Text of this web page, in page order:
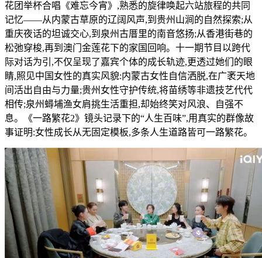
花团举杯合唱《难忘今宵》,熟悉的旋律唤起六站旅程的共同
记忆——从内蒙古草原的辽阔风声,到贵州山涧的自然探索;从
重庆夜话的坦诚交心,到泉州古厝里的南音悠扬;从香港街巷的
松弛穿梭,再到澳门金莲花下的家国回响。十一期节目以跨代
际对话为引,不仅呈现了嘉宾个体的成长轨迹,更透过她们的眼
睛,照见中国女性的真实风貌:内蒙古女性自信洒脱,在广袤天地
间活出自由与力量;贵州女性守护传统,将苗绣等非遗技艺代代
相传;泉州蟳埔渔女肩挑生活重担,却始终笑对风浪、自强不
息。《一路繁花2》镜头记录下的“人生百味”,用真实的群像故
事证明:女性成长从无固定模板,多条人生道路皆可一路繁花。